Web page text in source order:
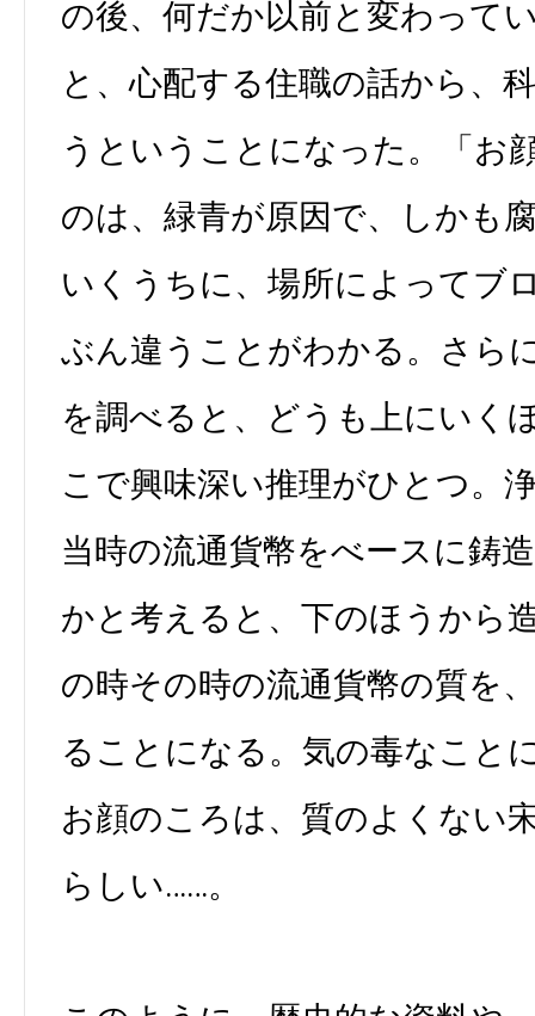
の後、何だか以前と変わって
と、心配する住職の話から、
うということになった。「お
のは、緑青が原因で、しかも
いくうちに、場所によってブ
ぶん違うことがわかる。さら
を調べると、どうも上にいく
こで興味深い推理がひとつ。
当時の流通貨幣をべースに鋳
かと考えると、下のほうから
の時その時の流通貨幣の質を
ることになる。気の毒なこと
お顔のころは、質のよくない
らしい……。